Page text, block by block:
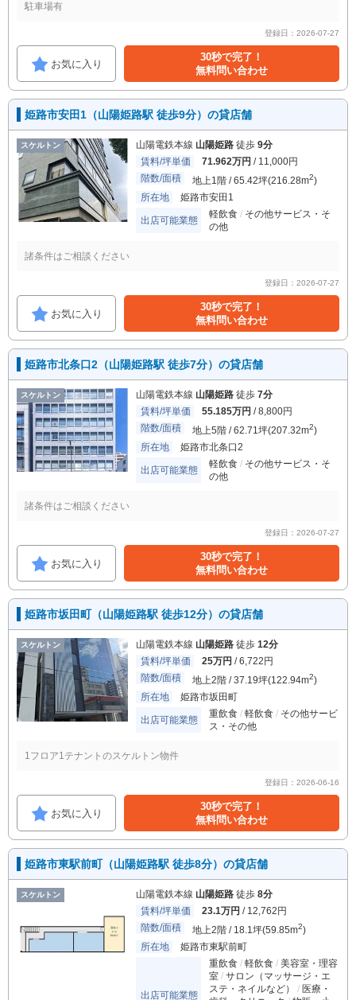
駐車場有
登録日：2026-07-27
お気に入り
30秒で完了！
無料問い合わせ
姫路市安田1（山陽姫路駅 徒歩9分）の貸店舗
スケルトン 山陽電鉄本線 山陽姫路 徒歩 9分
賃料/坪単価
71.962万円 / 11,000円
階数/面積
地上1階 / 65.42坪(216.28m2)
所在地
姫路市安田1
出店可能業態
軽飲食
その他サービス・そ
の他
諸条件はご相談ください
登録日：2026-07-27
お気に入り
30秒で完了！
無料問い合わせ
姫路市北条口2（山陽姫路駅 徒歩7分）の貸店舗
スケルトン 山陽電鉄本線 山陽姫路 徒歩 7分
賃料/坪単価
55.185万円 / 8,800円
階数/面積
地上5階 / 62.71坪(207.32m2)
所在地
姫路市北条口2
出店可能業態
軽飲食
その他サービス・そ
の他
諸条件はご相談ください
登録日：2026-07-27
お気に入り
30秒で完了！
無料問い合わせ
姫路市坂田町（山陽姫路駅 徒歩12分）の貸店舗
スケルトン 山陽電鉄本線 山陽姫路 徒歩 12分
賃料/坪単価
25万円 / 6,722円
階数/面積
地上2階 / 37.19坪(122.94m2)
所在地
姫路市坂田町
出店可能業態
重飲食 軽飲食
その他サービ
ス・その他
1フロア1テナントのスケルトン物件
登録日：2026-06-16
お気に入り
30秒で完了！
無料問い合わせ
姫路市東駅前町（山陽姫路駅 徒歩8分）の貸店舗
スケルトン 山陽電鉄本線 山陽姫路 徒歩 8分
賃料/坪単価
23.1万円 / 12,762円
階数/面積
地上2階 / 18.1坪(59.85m2)
所在地
姫路市東駅前町
出店可能業態
重飲食 軽飲食
美容室・理容
室
サロン（マッサージ・エ
ステ・ネイルなど）
医療・